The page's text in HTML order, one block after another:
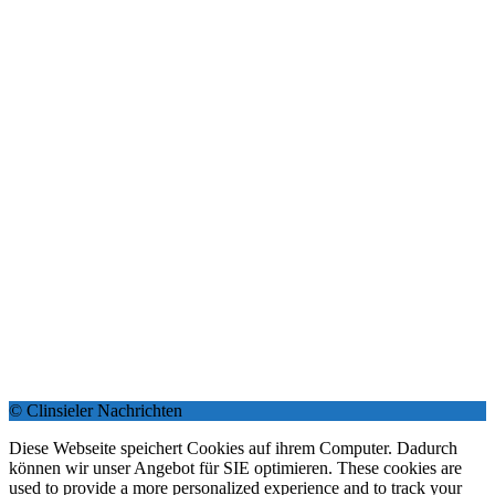
© Clinsieler Nachrichten
Diese Webseite speichert Cookies auf ihrem Computer. Dadurch
können wir unser Angebot für SIE optimieren. These cookies are
used to provide a more personalized experience and to track your